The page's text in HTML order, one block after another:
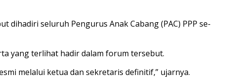
seluruh Pengurus Anak Cabang (PAC) PPP se-
yang terlihat hadir dalam forum tersebut.
melalui ketua dan sekretaris definitif,” ujarnya.